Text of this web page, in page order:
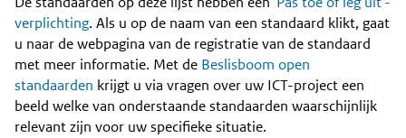
Content
verplichting. Als u op de naam van een standaard klikt, gaat
u naar de webpagina van de registratie van de standaard
met meer informatie. Met de Beslisboom open
standaarden krijgt u via vragen over uw ICT-project een
beeld welke van onderstaande standaarden waarschijnlijk
relevant zijn voor uw specifieke situatie.